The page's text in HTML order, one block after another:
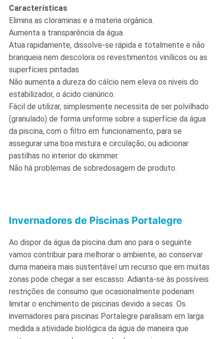
Características
Elimina as cloraminas e a materia orgânica.
Aumenta a transparência da água.
Atua rapidamente, dissolve-se rápida e totalmente e não
branqueia nem descolora os revestimentos vinílicos ou as
superfícies pintadas.
Não aumenta a dureza do cálcio nem eleva os niveis do
estabilizador, o ácido cianúrico.
Fácil de utilizar, simplesmente necessita de ser polvilhado
(granulado) de forma uniforme sobre a superfície da água
da piscina, com o filtro em funcionamento, para se
assegurar uma boa mistura e circulação; ou adicionar
pastilhas no interior do skimmer.
Não há problemas de sobredosagem de produto.
Invernadores de Piscinas Portalegre
Ao dispor da água da piscina dum ano para o seguinte
vamos contribuir para melhorar o ambiente, ao conservar
duma maneira mais sustentável um recurso que em muitas
zonas pode chegar a ser escasso. Adianta-se às possíveis
restrições de consumo que ocasionalmente poderiam
limitar o enchimento de piscinas devido a secas. Os
invernadores para piscinas Portalegre paralisam em larga
medida a atividade biológica da água de maneira que